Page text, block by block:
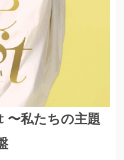
〜私たちの主題